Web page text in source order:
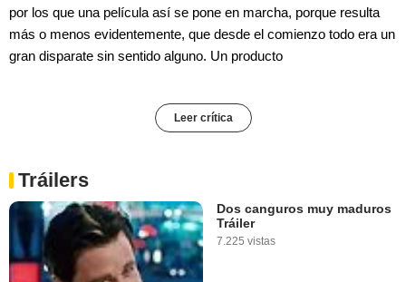
por los que una película así se pone en marcha, porque resulta
más o menos evidentemente, que desde el comienzo todo era un
gran disparate sin sentido alguno. Un producto
Leer crítica
Tráilers
Dos canguros muy maduros
Tráiler
7.225 vistas